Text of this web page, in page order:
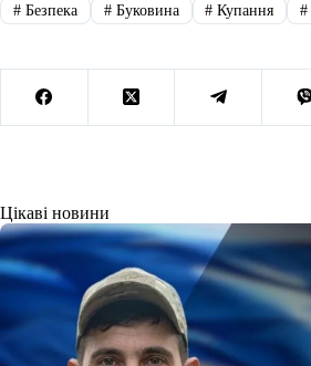
#Безпека #Буковина # Купання #
Цікаві новини